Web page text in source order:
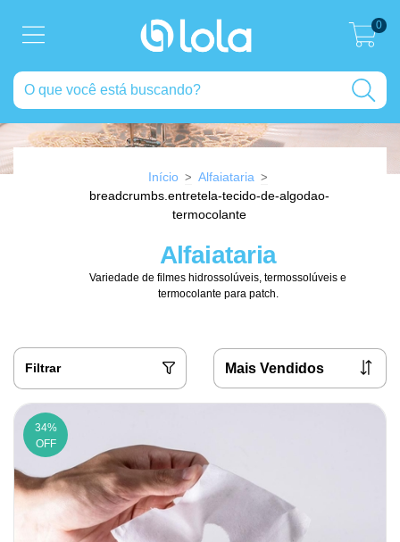
0
Início > Alfaiataria >
breadcrumbs.entretela-tecido-de-algodao-
termocolante
Alfaiataria
Variedade de filmes hidrossolúveis, termossolúveis e
termocolante para patch.
Filtrar
34%
OFF